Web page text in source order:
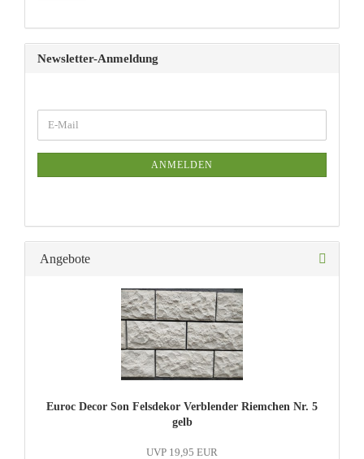
Newsletter-Anmeldung
ANMELDEN
Angebote
Euroc Decor Son Felsdekor Verblender Riemchen Nr. 5
gelb
UVP 19,95 EUR